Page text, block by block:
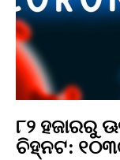
୮୨ ହଜାରରୁ
ଚିହ୍ନଟ: